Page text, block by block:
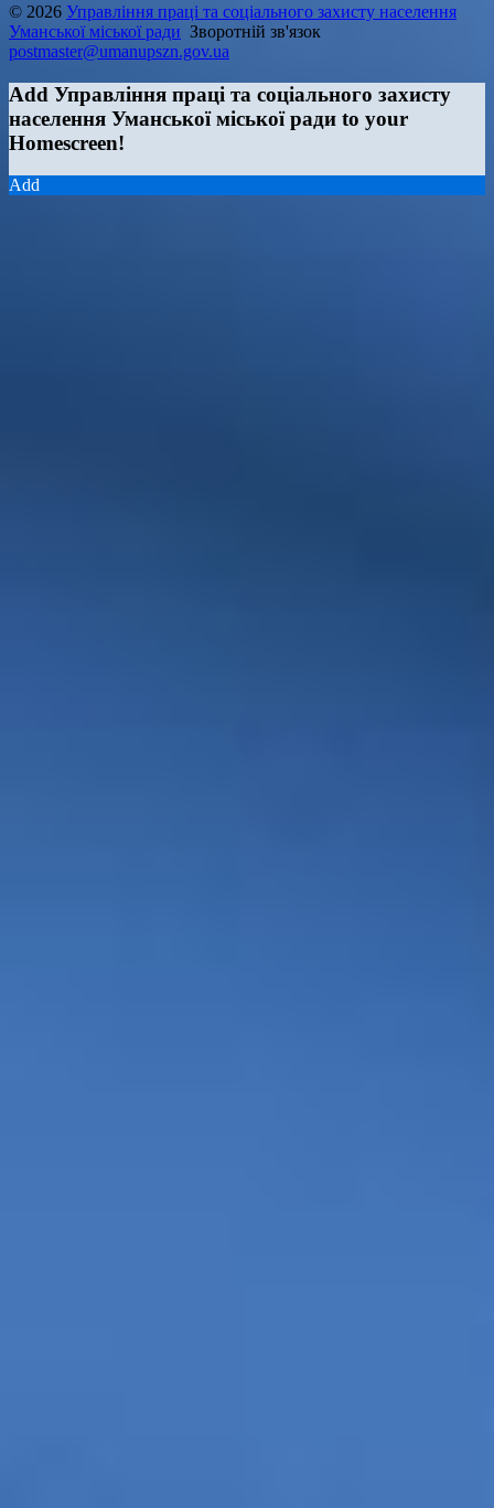
© 2026 Управління праці та соціального захисту населення
Уманської міської ради Зворотній зв'язок
postmaster@umanupszn.gov.ua
Add Управління праці та соціального захисту
населення Уманської міської ради to your
Homescreen!
Add